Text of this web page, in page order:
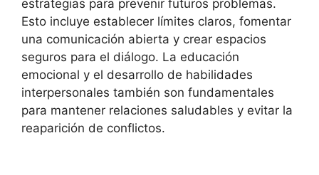
estrategias para prevenir futuros problemas.
Esto incluye establecer límites claros, fomentar
una comunicación abierta y crear espacios
seguros para el diálogo. La educación
emocional y el desarrollo de habilidades
interpersonales también son fundamentales
para mantener relaciones saludables y evitar la
reaparición de conflictos.